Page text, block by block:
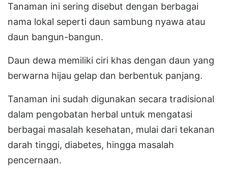
Tanaman ini sering disebut dengan berbagai
nama lokal seperti daun sambung nyawa atau
daun bangun-bangun.
Daun dewa memiliki ciri khas dengan daun yang
berwarna hijau gelap dan berbentuk panjang.
Tanaman ini sudah digunakan secara tradisional
dalam pengobatan herbal untuk mengatasi
berbagai masalah kesehatan, mulai dari tekanan
darah tinggi, diabetes, hingga masalah
pencernaan.